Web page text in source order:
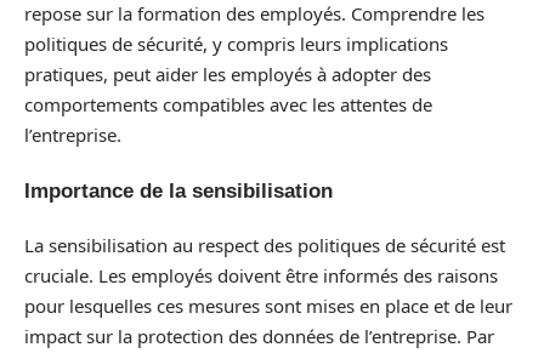
repose sur la formation des employés. Comprendre les
politiques de sécurité, y compris leurs implications
pratiques, peut aider les employés à adopter des
comportements compatibles avec les attentes de
l’entreprise.
Importance de la sensibilisation
La sensibilisation au respect des politiques de sécurité est
cruciale. Les employés doivent être informés des raisons
pour lesquelles ces mesures sont mises en place et de leur
impact sur la protection des données de l’entreprise. Par